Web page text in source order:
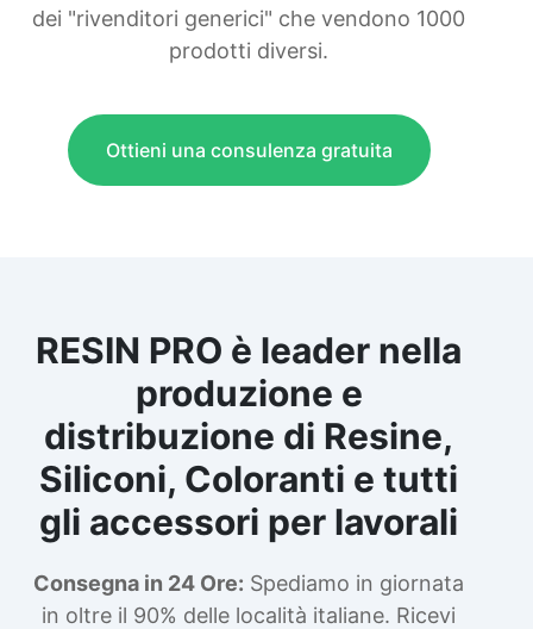
dei "rivenditori generici" che vendono 1000
prodotti diversi.
Ottieni una consulenza gratuita
RESIN PRO è leader nella
produzione e
distribuzione di Resine,
Siliconi, Coloranti e tutti
gli accessori per lavorali
Consegna in 24 Ore: Spediamo in giornata
in oltre il 90% delle località italiane. Ricevi